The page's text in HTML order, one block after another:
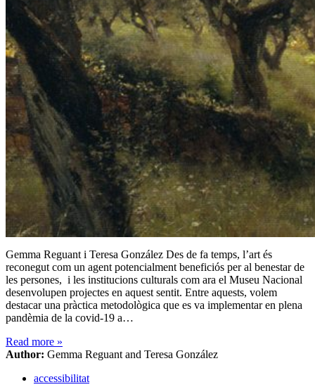
Gemma Reguant i Teresa González Des de fa temps, l’art és
reconegut com un agent potencialment beneficiós per al benestar de
les persones, i les institucions culturals com ara el Museu Nacional
desenvolupen projectes en aquest sentit. Entre aquests, volem
destacar una pràctica metodològica que es va implementar en plena
pandèmia de la covid-19 a…
Read more »
Author: Gemma Reguant and Teresa González
accessibilitat